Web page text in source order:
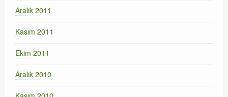
Aralık 2011
Kasım 2011
Ekim 2011
Aralık 2010